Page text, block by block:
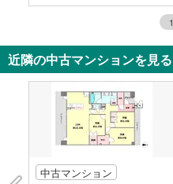
1
近隣の中古マンションを見る
中古マンション